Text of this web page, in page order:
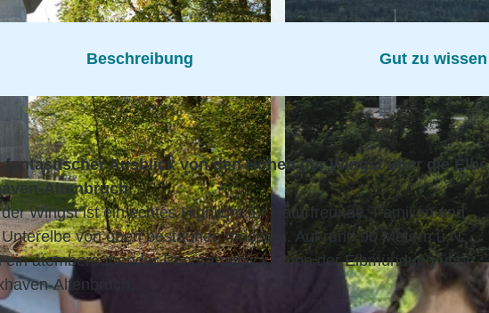
CC-BY
Beschreibung Gut zu wissen
Ausblick von den Höhen der Wingst über die Elbe
Altenbruch.
Wingst ist ein echtes Highlight für Naturfreunde, Familien und
von oben bestaunen möchten. Auf rund 90 Metern ü.N.
atemberaubender Panoramablick – von der Elbmündung über
Altenbruch.